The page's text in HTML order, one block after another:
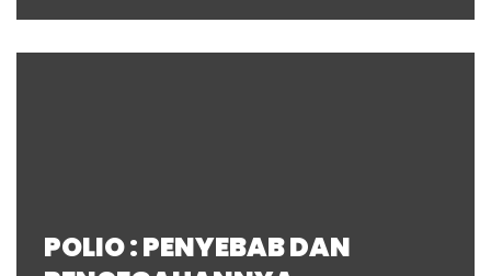
POLIO : PENYEBAB DAN